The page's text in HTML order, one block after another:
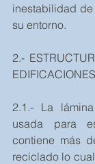
inestabilidad de
su entorno.
2.-
EDIFICACIONES
2.1.- La
usada para
contiene más
reciclado lo